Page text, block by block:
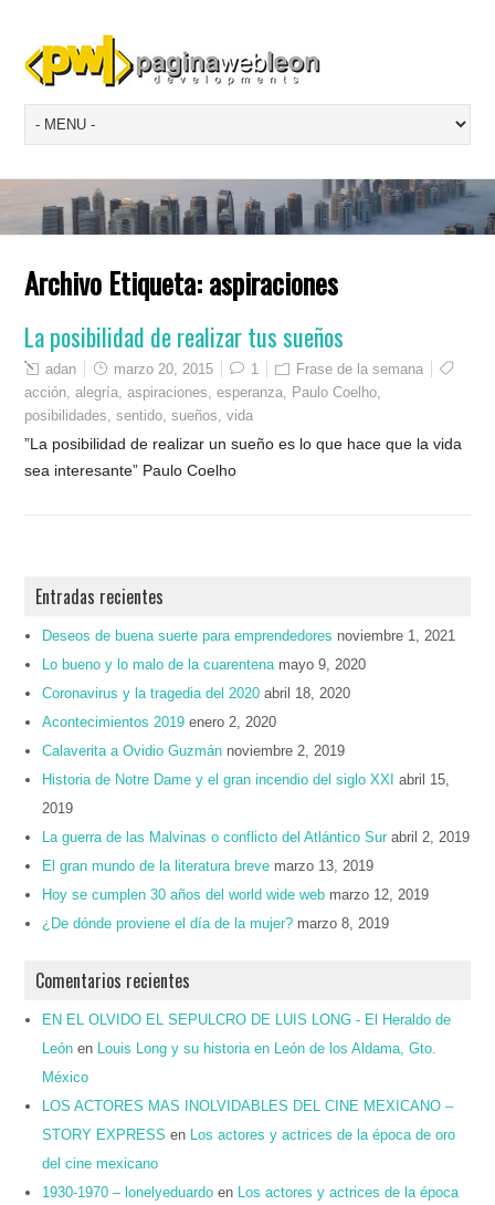
Archivo Etiqueta:aspiraciones
La posibilidad de realizar tus sueños
adan marzo 20, 2015 1
Frase de la semana
acción ,alegría ,aspiraciones ,esperanza Paulo Coelho
posibilidades ,sentido ,sueños ,vida
”La posibilidad de realizar un sueño es lo que hace que la vida
sea interesante” Paulo Coelho
Entradas recientes
Deseos de buena suerte para emprendedores noviembre 1, 2021
Lo bueno y lo malo de la cuarentena mayo 9, 2020
Coronavirus y la tragedia del 2020 abril 18, 2020
Acontecimientos 2019 enero 2, 2020
Calaverita a Ovidio Guzmán noviembre 2, 2019
Historia de Notre Dame y el gran incendio del siglo XXI
abril 15,
2019
La guerra de las Malvinas o conflicto del Atlántico Sur abril 2, 2019
El gran mundo de la literatura breve marzo 13, 2019
Hoy se cumplen 30 años del world wide web marzo 12, 2019
¿De dónde proviene el día de la mujer? marzo 8, 2019
Comentarios recientes
EN EL OLVIDO EL SEPULCRO DE LUIS LONG - El Heraldo de
León en
Louis Long y su historia en León de los Aldama, Gto.
México
LOS ACTORES MAS INOLVIDABLES DEL CINE MEXICANO –
STORY EXPRESS en
Los actores y actrices de la época de oro
del cine mexicano
1930-1970 – lonelyeduardo en
Los actores y actrices de la época